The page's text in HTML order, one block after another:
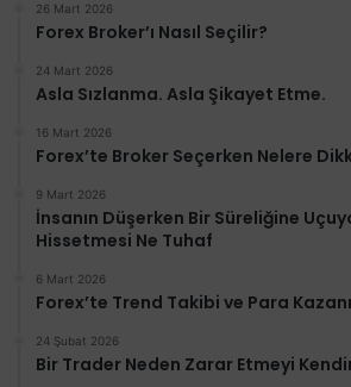
26 Mart 2026
Forex Broker’ı Nasıl Seçilir?
24 Mart 2026
Asla Sızlanma. Asla Şikayet Etme.
16 Mart 2026
Forex’te Broker Seçerken Nelere
9 Mart 2026
İnsanın Düşerken Bir Süreliğine
Hissetmesi Ne Tuhaf
6 Mart 2026
Forex’te Trend Takibi ve Para
24 Şubat 2026
Bir Trader Neden Zarar Etmeyi